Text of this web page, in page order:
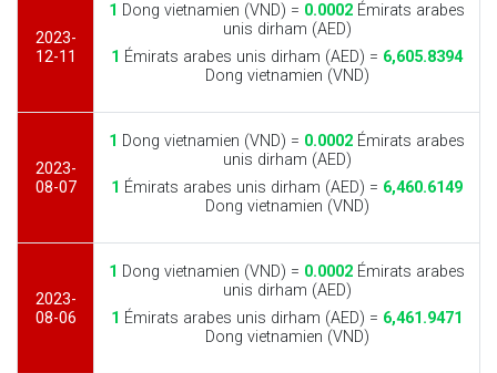
2023-
12-11
1 Dong vietnamien (VND) = 0.0002 Émirats arabes
unis dirham (AED)
1 Émirats arabes unis dirham (AED) = 6,605.8394
Dong vietnamien (VND)
2023-
08-07
1 Dong vietnamien (VND) = 0.0002 Émirats arabes
unis dirham (AED)
1 Émirats arabes unis dirham (AED) = 6,460.6149
Dong vietnamien (VND)
2023-
08-06
1 Dong vietnamien (VND) = 0.0002 Émirats arabes
unis dirham (AED)
1 Émirats arabes unis dirham (AED) = 6,461.9471
Dong vietnamien (VND)